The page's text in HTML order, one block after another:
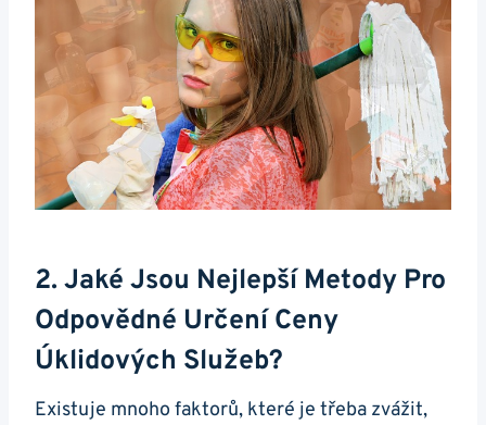
2. Jaké Jsou Nejlepší Metody Pro
Odpovědné Určení Ceny
Úklidových Služeb?
Existuje mnoho faktorů, které je třeba zvážit,